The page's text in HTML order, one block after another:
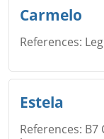
Email
Carmelo
References:
Estela
References: B7